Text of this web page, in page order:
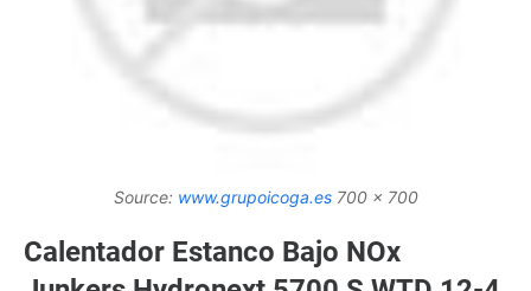
Source: www.grupoicoga.es700 x 700
Calentador Estanco Bajo NOx